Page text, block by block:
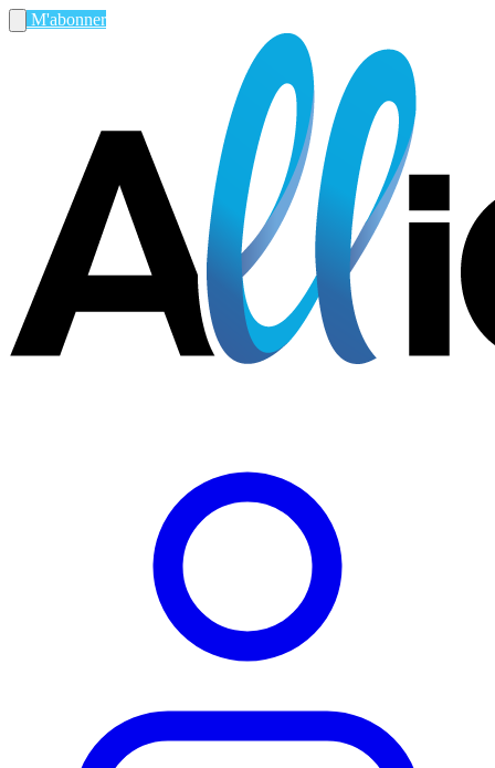
M'abonner